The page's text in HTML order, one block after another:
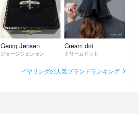
Georg Jensen
ジョージジェンセン
Cream dot
クリームドット
イヤリングの人気ブランドランキング